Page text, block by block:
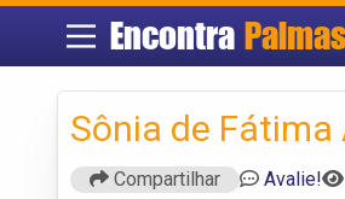
Encontra
Sônia de Fátima
Compartilhar Avalie!